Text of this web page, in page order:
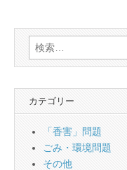
検
索:
カテゴリー
「香害」問題
ごみ・環境問題
その他